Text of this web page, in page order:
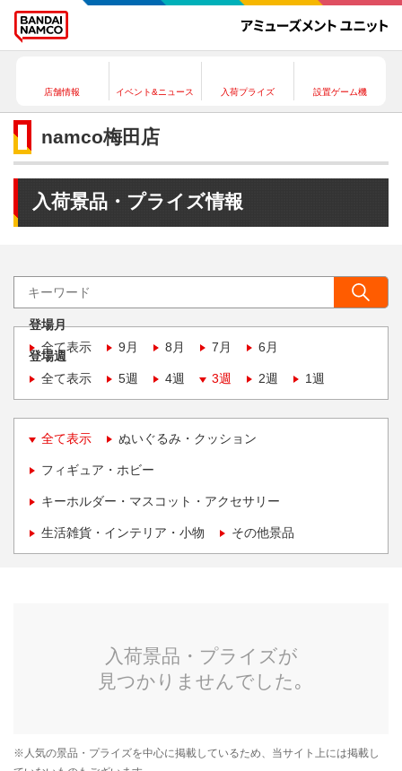
店舗情報 イベント&ニュース 入荷プライズ 設置ゲーム機
namco梅田店
入荷景品・プライズ情報
登場月
全て表示
9月 8月 7月 6月
登場週
全て表示
5週 4週 3週 2週 1週
全て表示 ぬいぐるみ・クッション
フィギュア・ホビー
キーホルダー・マスコット・アクセサリー
生活雑貨・インテリア・小物 その他景品